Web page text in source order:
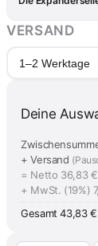
VERSAND
1–2 Werktage
Deine
+ Versand
= Netto 36,83 €
+ MwSt. (19%)
Gesamt 43,83 €